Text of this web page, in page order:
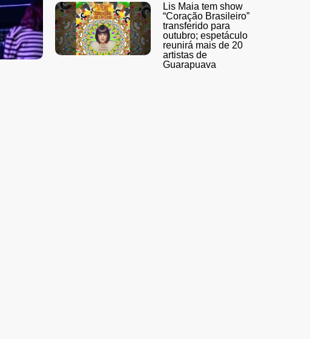
Lis Maia tem show
“Coração Brasileiro”
transferido para
outubro; espetáculo
reunirá mais de 20
artistas de
Guarapuava